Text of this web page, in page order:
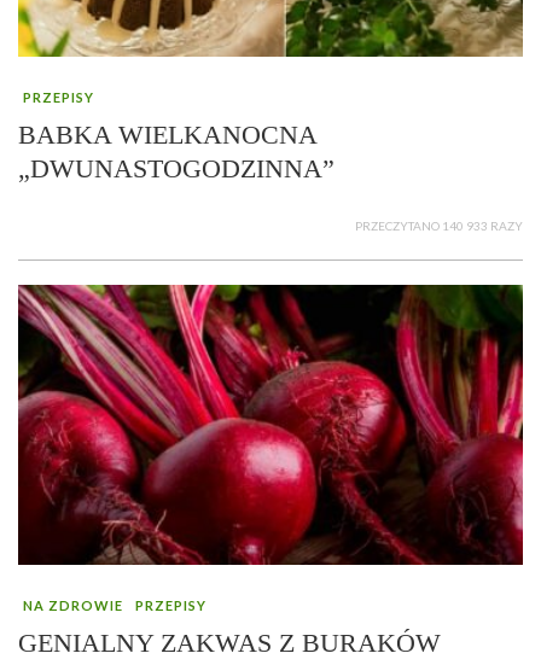
PRZEPISY
BABKA WIELKANOCNA
„DWUNASTOGODZINNA”
PRZECZYTANO 140 933 RAZY
NA ZDROWIE PRZEPISY
GENIALNY ZAKWAS Z BURAKÓW